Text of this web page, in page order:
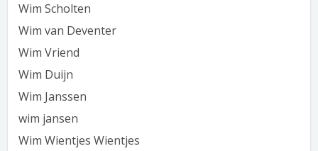
Wim Scholten
Wim van Deventer
Wim Vriend
Wim Duijn
Wim Janssen
wim jansen
Wim Wientjes Wientjes